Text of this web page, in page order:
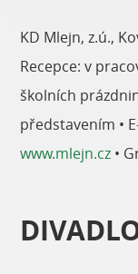
KD Mlejn, z.ú.,
Recepce: v
školních
představením •
www.mlejn.cz •